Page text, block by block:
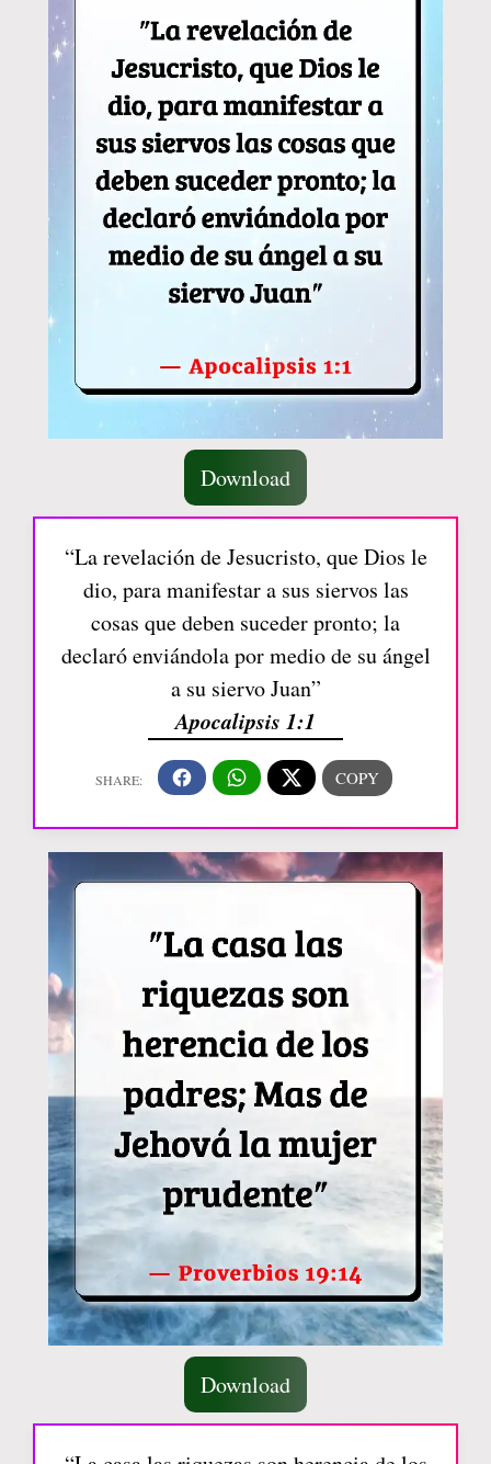
Download
“La revelación de Jesucristo, que Dios le
dio, para manifestar a sus siervos las
cosas que deben suceder pronto; la
declaró enviándola por medio de su ángel
a su siervo Juan”
Apocalipsis 1:1
Download